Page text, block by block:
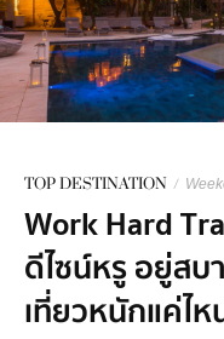
TOP DESTINATION /
Work Hard
ดีไซน์หรู อยู่สบ
เที่ยวหนักแค่ไห